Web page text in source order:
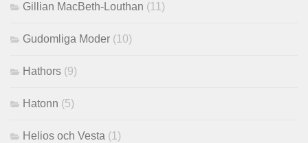
Gillian MacBeth-Louthan (11)
Gudomliga Moder (10)
Hathors (9)
Hatonn (5)
Helios och Vesta (1)